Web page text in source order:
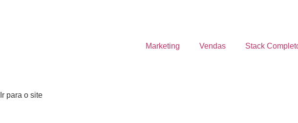
Marketing Vendas Stack
Ir para o site